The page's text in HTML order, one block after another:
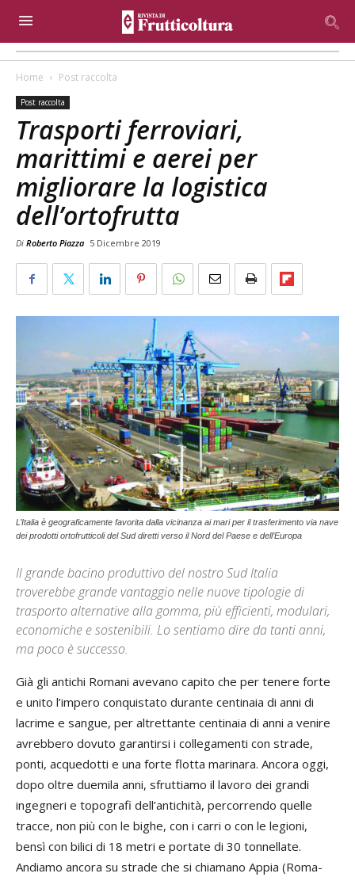
Home Post raccolta
Post raccolta
Trasporti ferroviari,
marittimi e aerei per
migliorare la logistica
dell’ortofrutta
Di Roberto Piazza 5 Dicembre 2019
L’Italia è geograficamente favorita dalla vicinanza ai mari per il trasferimento via nave
dei prodotti ortofrutticoli del Sud diretti verso il Nord del Paese e dell’Europa
Il grande bacino produttivo del nostro Sud Italia
troverebbe grande vantaggio nelle nuove tipologie di
trasporto alternative alla gomma, più efficienti, modulari,
economiche e sostenibili. Lo sentiamo dire da tanti anni,
ma poco è successo.
Già gli antichi Romani avevano capito che per tenere forte
e unito l’impero conquistato durante centinaia di anni di
lacrime e sangue, per altrettante centinaia di anni a venire
avrebbero dovuto garantirsi i collegamenti con strade,
ponti, acquedotti e una forte flotta marinara. Ancora oggi,
dopo oltre duemila anni, sfruttiamo il lavoro dei grandi
ingegneri e topografi dell’antichità, percorrendo quelle
tracce, non più con le bighe, con i carri o con le legioni,
bensì con bilici di 18 metri e portate di 30 tonnellate.
Andiamo ancora su strade che si chiamano Appia (Roma-